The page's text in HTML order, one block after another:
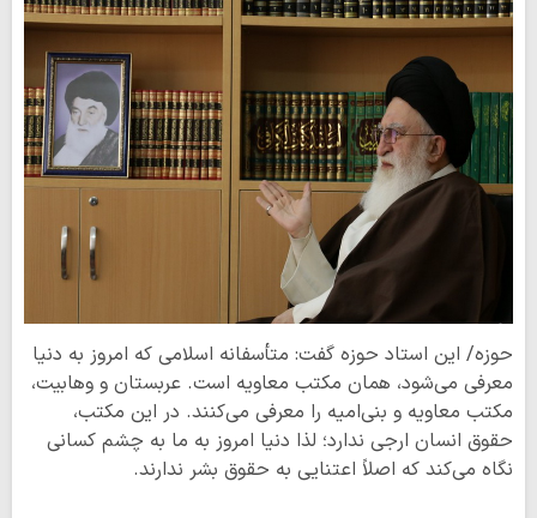
حوزه/ این استاد حوزه گفت: متأسفانه اسلامی که امروز به دنیا
معرفی می‌شود، همان مکتب معاویه است. عربستان و وهابیت،
مکتب معاویه و بنی‌امیه را معرفی می‌کنند. در این مکتب،
حقوق انسان ارجی ندارد؛ لذا دنیا امروز به ما به چشم کسانی
نگاه می‌کند که اصلاً اعتنایی به حقوق بشر ندارند.